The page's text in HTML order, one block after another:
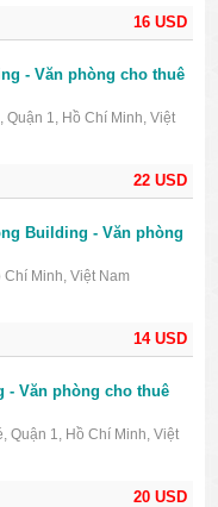
16 USD
22 USD
- Văn phòng cho thuê
1, Hồ Chí Minh, Việt
14 USD
Building - Văn phòng
Chí Minh, Việt Nam
20 USD
- Văn phòng cho thuê
Quận 1, Hồ Chí Minh, Việt